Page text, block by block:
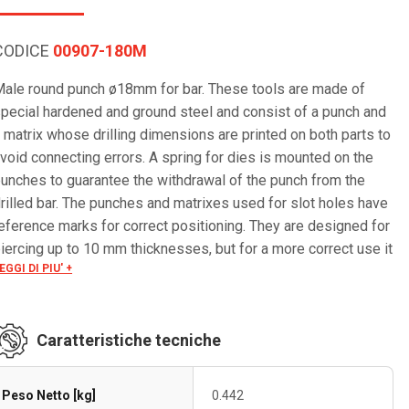
00907-180M
round punch ø18mm for bar. These tools are made of
hardened and ground steel and consist of a punch and
matrix whose drilling dimensions are printed on both parts to
connecting errors. A spring for dies is mounted on the
to guarantee the withdrawal of the punch from the
bar. The punches and matrixes used for slot holes have
marks for correct positioning. They are designed for
up to 10 mm thicknesses, but for a more correct use it
inadvisable to pierce bars with a thickness greater than the
applications must be specified at the moment of purchase.
manual detailed instructions for use is provided with the
tool.
DI PIU' +
Caratteristiche tecniche
Peso Netto [kg] 0.442